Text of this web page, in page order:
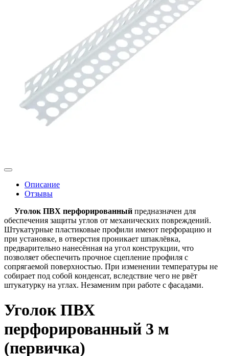
Описание
Отзывы
Уголок ПВХ перфорированный предназначен для
обеспечения защиты углов от механических повреждений.
Штукатурные пластиковые профили имеют перфорацию и
при установке, в отверстия проникает шпаклёвка,
предварительно нанесённая на угол конструкции, что
позволяет обеспечить прочное сцепление профиля с
сопрягаемой поверхностью. При изменении температуры не
собирает под собой конденсат, вследствие чего не рвёт
штукатурку на углах. Незаменим при работе с фасадами.
Уголок ПВХ
перфорированный 3 м
(первичка)